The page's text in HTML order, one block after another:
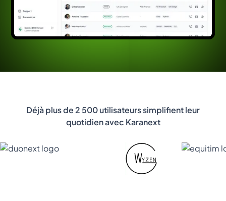
Déjà plus de 2 500 utilisateurs simplifient leur
quotidien avec Karanext